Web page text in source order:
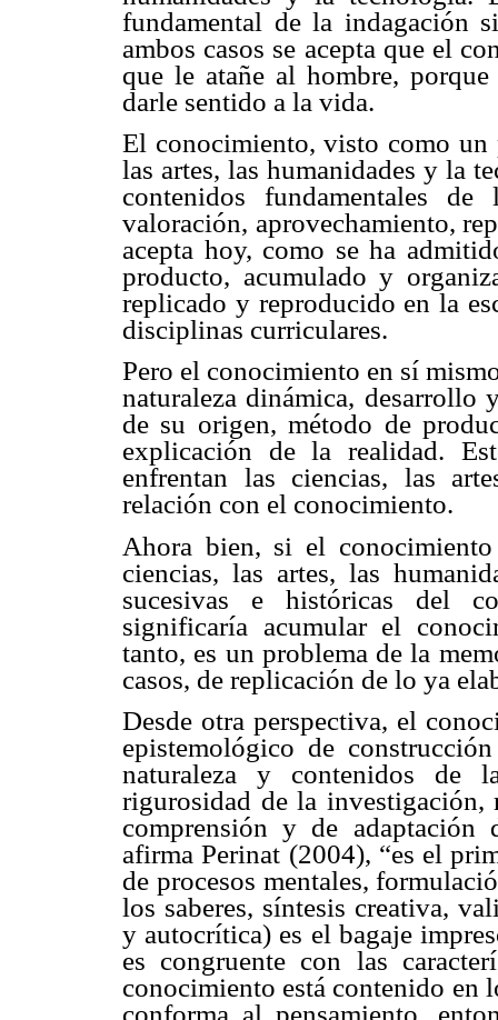
fundamental de la indagación
ambos casos se acepta que el
que le atañe al hombre,
darle sentido a la vida.
El conocimiento, visto como un
las artes, las humanidades y la
contenidos fundamentales
valoración, aprovechamiento,
acepta hoy, como se ha
producto, acumulado y
replicado y reproducido en la
disciplinas curriculares.
Pero el conocimiento en sí
naturaleza dinámica, desarrollo
de su origen, método de
explicación de la realidad.
enfrentan las ciencias, las
relación con el conocimiento.
Ahora bien, si el
ciencias, las artes, las
sucesivas e históricas del
significaría acumular el
tanto, es un problema de la
casos, de replicación de lo ya
Desde otra perspectiva, el
epistemológico de
naturaleza y contenidos de
rigurosidad de la
comprensión y de
afirma Perinat (2004), “es el
de procesos mentales,
los saberes, síntesis creativa,
y autocrítica) es el bagaje
es congruente con las
conocimiento está contenido en
conforma al pensamiento,